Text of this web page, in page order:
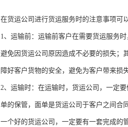
在货运公司进行货运服务时的注意事项可
1、运输前：运输前客户在需要货运服务
避免因货运公司原因造成不必要的损失；
障好客户货物的安全，避免为客户带来损
2、运输时：在运输时，货运公司，一定
单的保管，面单是货运公司于客户之间合
一个好的货运公司，一定要有一套完成的